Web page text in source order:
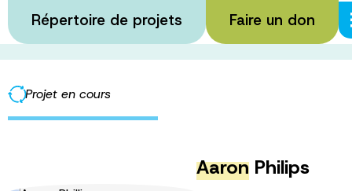
Répertoire de projets Faire un don
Accueil · Subventions financées HEMO Trial PARTAGER
Projet en cours
Aaron Philips